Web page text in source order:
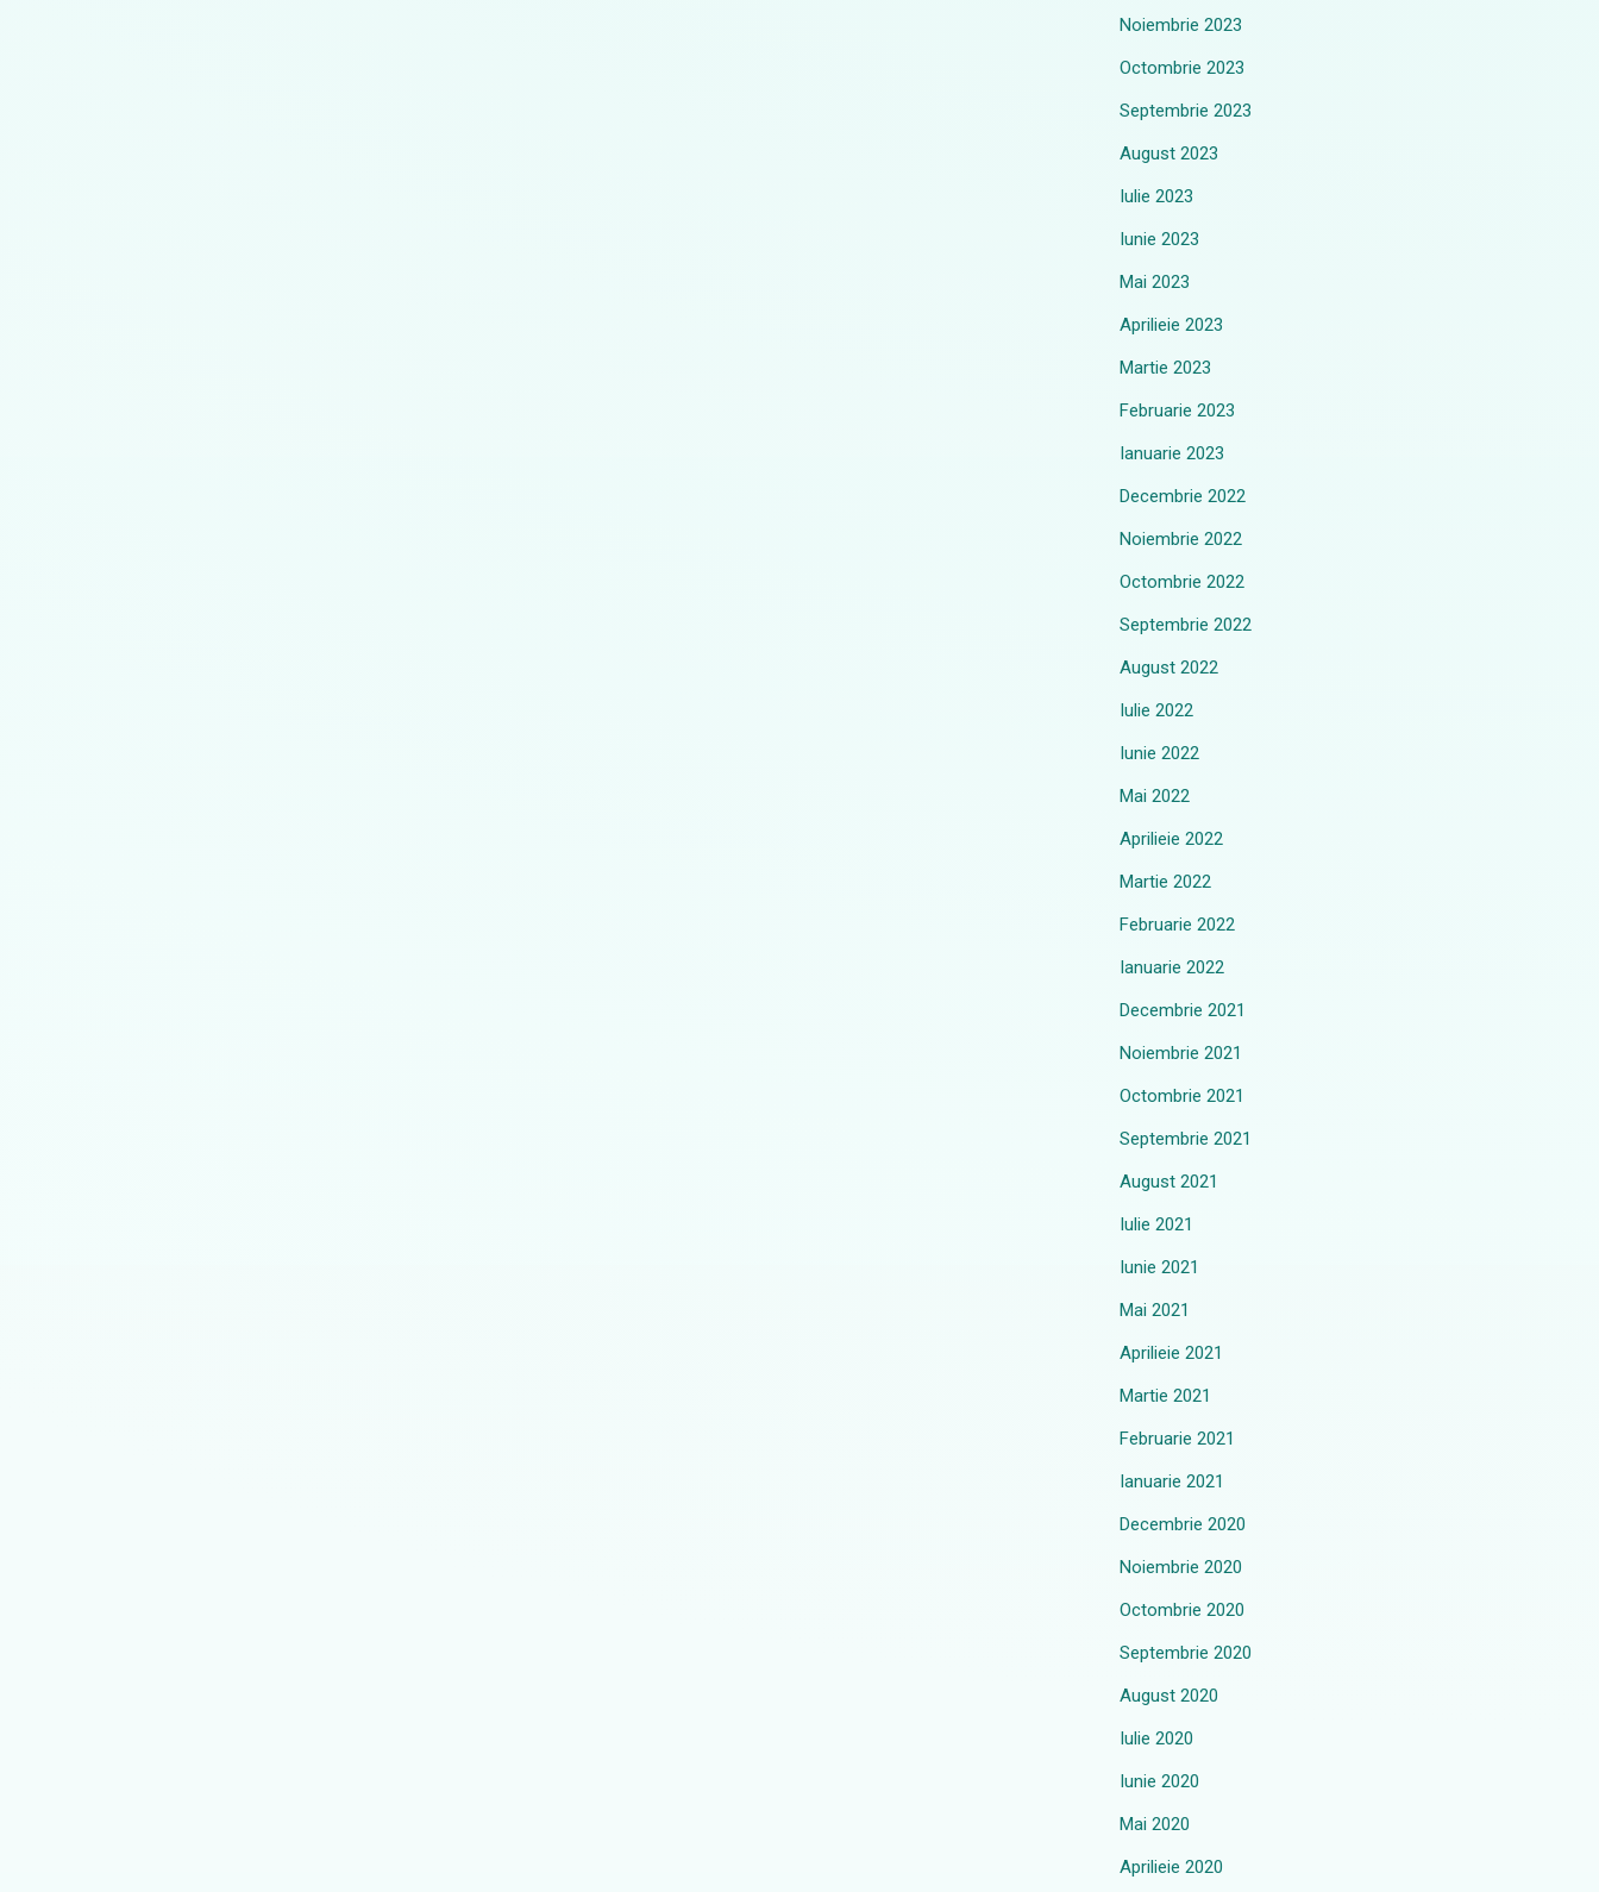
Noiembrie 2023
Octombrie 2023
Septembrie 2023
August 2023
Iulie 2023
Iunie 2023
Mai 2023
Aprilieie 2023
Martie 2023
Februarie 2023
Ianuarie 2023
Decembrie 2022
Noiembrie 2022
Octombrie 2022
Septembrie 2022
August 2022
Iulie 2022
Iunie 2022
Mai 2022
Aprilieie 2022
Martie 2022
Februarie 2022
Ianuarie 2022
Decembrie 2021
Noiembrie 2021
Octombrie 2021
Septembrie 2021
August 2021
Iulie 2021
Iunie 2021
Mai 2021
Aprilieie 2021
Martie 2021
Februarie 2021
Ianuarie 2021
Decembrie 2020
Noiembrie 2020
Octombrie 2020
Septembrie 2020
August 2020
Iulie 2020
Iunie 2020
Mai 2020
Aprilieie 2020